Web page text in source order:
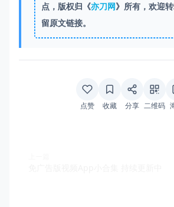
点，版权归《亦刀网》所有，欢迎
留原文链接。
点赞 收藏 分享 二维码